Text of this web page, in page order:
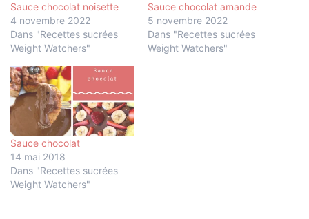
Sauce chocolat noisette
4 novembre 2022
Dans "Recettes sucrées
Weight Watchers"
Sauce chocolat amande
5 novembre 2022
Dans "Recettes sucrées
Weight Watchers"
Sauce chocolat
14 mai 2018
Dans "Recettes sucrées
Weight Watchers"